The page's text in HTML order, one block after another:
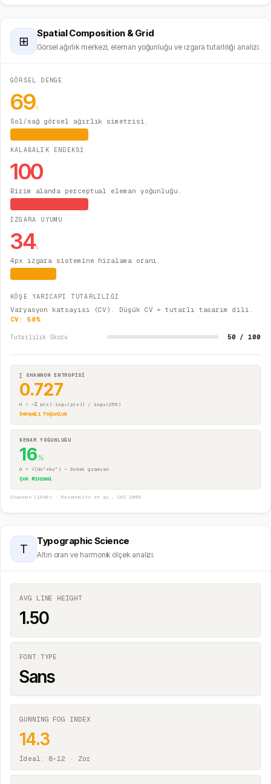
⊞
Spatial Composition & Grid
Görsel ağırlık merkezi, eleman yoğunluğu ve ızgara tutarlılığı analizi.
GÖRSEL DENGE
69%
Sol/sağ görsel ağırlık simetrisi.
KALABALIK ENDEKSİ
100
Birim alanda perceptual eleman yoğunluğu.
IZGARA UYUMU
34%
4px ızgara sistemine hizalama oranı.
KÖŞE YARICAPI TUTARLILIĞI
Varyasyon katsayısı (CV). Düşük CV = tutarlı tasarım dili.
CV: 50%
Tutarlılık Skoru 50 / 100
∑ SHANNON ENTROPİSİ
0.727
H = −Σ p(x)·log₂(p(x)) / log₂(256)
Dengeli Yoğunluk
KENAR YOĞUNLUĞU
16%
G = √(Gx²+Gy²) — Sobel gradyan
Çok Minimal
Shannon (1948) · Rosenholtz et al., CHI 2005
T
Typographic Science
Altın oran ve harmonik ölçek analizi.
AVG LINE HEIGHT
1.50
FONT TYPE
Sans
GUNNING FOG INDEX
14.3
İdeal: 8–12 · Zor